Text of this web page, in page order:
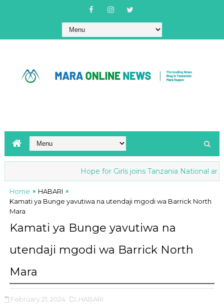
Hope for Girls joins Tanzania National anti-FGM
Home
HABARI
Kamati ya Bunge yavutiwa na utendaji mgodi wa Barrick North
Mara
Kamati ya Bunge yavutiwa na
utendaji mgodi wa Barrick North
Mara
February 21, 2024 ,HABARI